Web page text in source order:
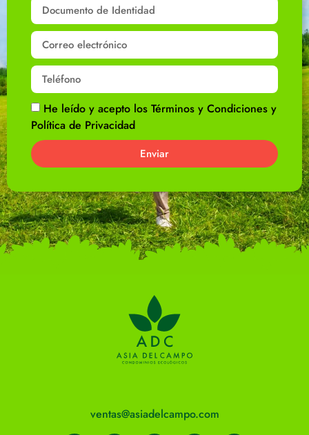
He leído y acepto los Términos y Condiciones y
Política de Privacidad
Enviar
ventas@asiadelcampo.com